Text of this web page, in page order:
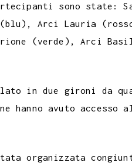
sono state:
Arci Lauria
(verde), Arci
in due gironi da
hanno avuto
organizzata